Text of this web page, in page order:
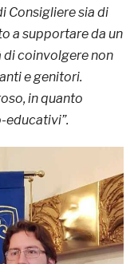
Consigliere sia di
a supportare da un
di coinvolgere non
e genitori.
in quanto
educativi”.